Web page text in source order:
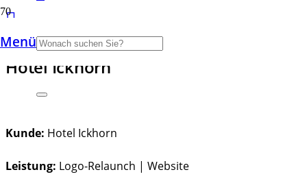
Menü
Hotel Ickhorn
Kunde: Hotel Ickhorn
Leistung: Logo-Relaunch | Website